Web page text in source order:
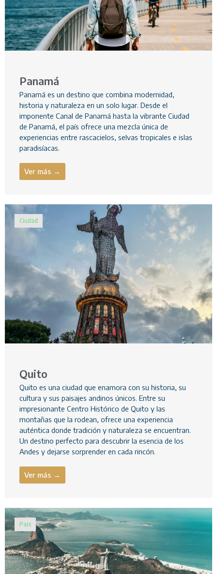
Panamá
Panamá es un destino que combina modernidad,
historia y naturaleza en un solo lugar. Desde el
imponente Canal de Panamá hasta la vibrante Ciudad
de Panamá, el país ofrece una mezcla única de
experiencias entre rascacielos, selvas tropicales e islas
paradisíacas.
Ver más →
Ciudad
Quito
Quito es una ciudad que enamora con su historia, su
cultura y sus paisajes andinos únicos. Entre su
impresionante Centro Histórico de Quito y las
montañas que la rodean, ofrece una experiencia
auténtica donde tradición y naturaleza se encuentran.
Un destino perfecto para descubrir la esencia de los
Andes y dejarse sorprender en cada rincón.
Ver más →
Pais